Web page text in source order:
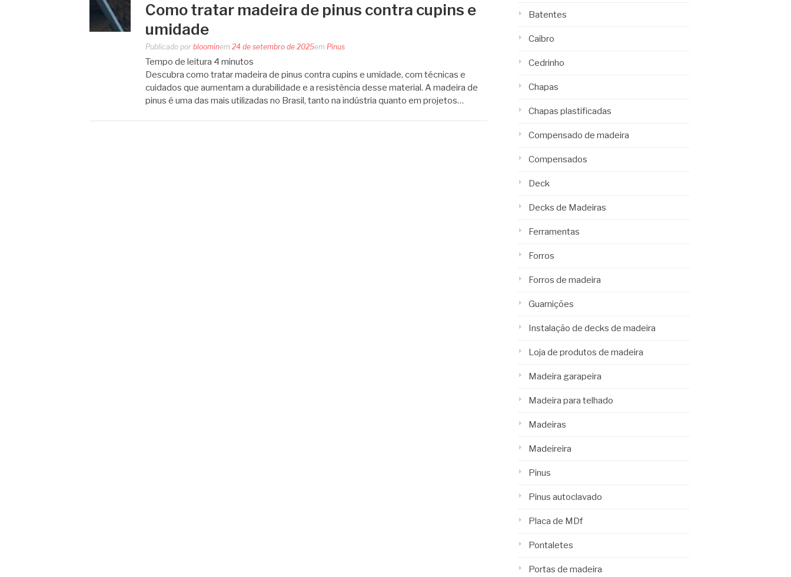
Como tratar madeira de pinus contra cupins e
umidade
Publicado por bloominem 24 de setembro de 2025em Pinus
Tempo de leitura 4 minutos
Descubra como tratar madeira de pinus contra cupins e umidade, com técnicas e
cuidados que aumentam a durabilidade e a resistência desse material. A madeira de
pinus é uma das mais utilizadas no Brasil, tanto na indústria quanto em projetos…
Batentes
Caibro
Cedrinho
Chapas
Chapas plastificadas
Compensado de madeira
Compensados
Deck
Decks de Madeiras
Ferramentas
Forros
Forros de madeira
Guarnições
Instalação de decks de madeira
Loja de produtos de madeira
Madeira garapeira
Madeira para telhado
Madeiras
Madeireira
Pinus
Pinus autoclavado
Placa de MDf
Pontaletes
Portas de madeira